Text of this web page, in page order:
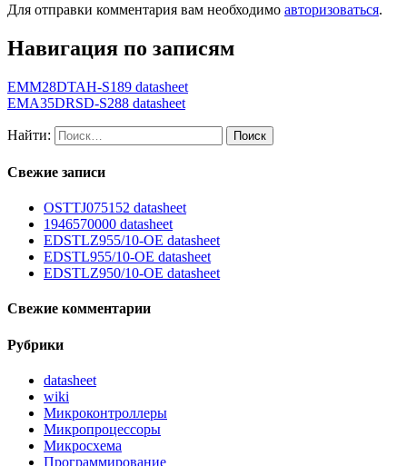
Для отправки комментария вам необходимо авторизоваться.
Навигация по записям
EMM28DTAH-S189 datasheet
EMA35DRSD-S288 datasheet
Найти:
Свежие записи
OSTTJ075152 datasheet
1946570000 datasheet
EDSTLZ955/10-OE datasheet
EDSTL955/10-OE datasheet
EDSTLZ950/10-OE datasheet
Свежие комментарии
Рубрики
datasheet
wiki
Микроконтроллеры
Микропроцессоры
Микросхема
Программирование